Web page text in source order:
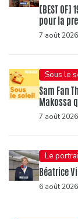
[BEST
pour la
7 août 2026
Sous le
Sam Fan
Makossa
7 août 2026
Le
Béatrice
6 août 2026